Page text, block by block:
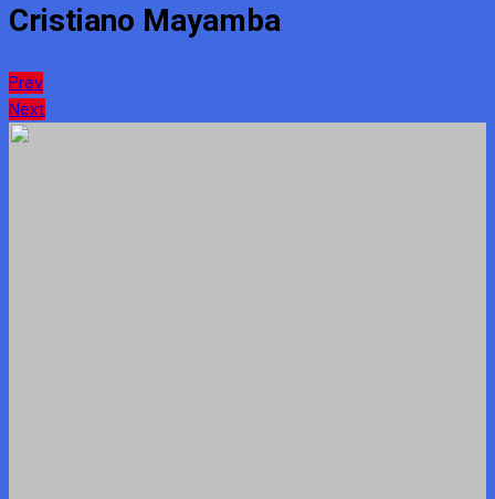
Cristiano Mayamba
Navigation
de
Prev
Next